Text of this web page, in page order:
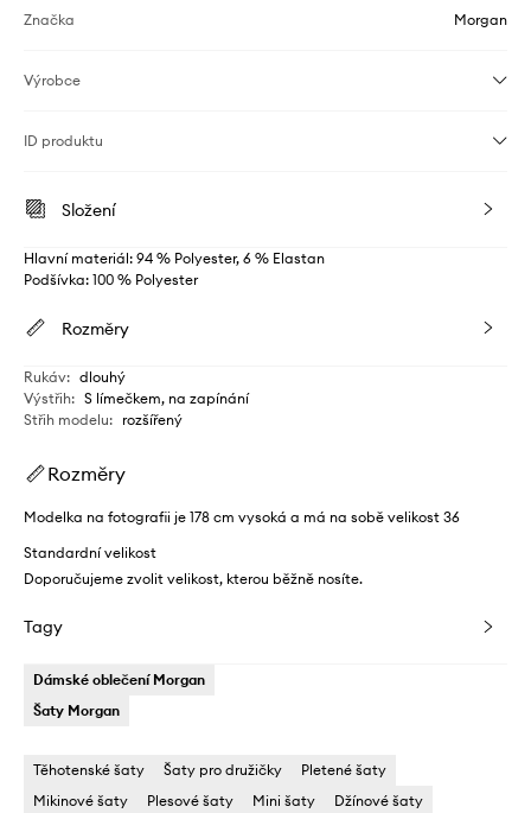
Značka Morgan
Výrobce
ID produktu
Složení
Hlavní materiál: 94 % Polyester, 6 % Elastan
Podšívka: 100 % Polyester
Rozměry
Rukáv: dlouhý
Výstřih: S límečkem, na zapínání
Střih modelu: rozšířený
Rozměry
Modelka na fotografii je 178 cm vysoká a má na sobě velikost 36
Standardní velikost
Doporučujeme zvolit velikost, kterou běžně nosíte.
Tagy
Dámské oblečení Morgan
Šaty Morgan
Těhotenské šaty Šaty pro družičky
Pletené šaty
Mikinové šaty
Plesové šaty Mini šaty Džínové šaty